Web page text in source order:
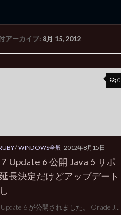
記 3rd Edition
アーカイブ: 8月 15, 2012
0
/WINDOWS全般 2012年8月15日
7 Update 6 公開 Java 6 サポ
長決定だけどアップデート
Update 6 が公開されました。 Oracle J...